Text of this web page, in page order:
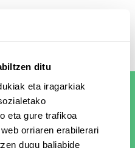
ditu
eta iragarkiak
eta gure trafikoa
orriaren erabilerari
dugu baliabide